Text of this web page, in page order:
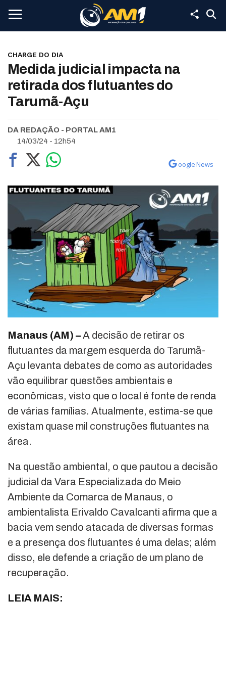
CHARGE DO DIA
Medida judicial impacta na
retirada dos flutuantes do
Tarumã-Açu
DA REDAÇÃO - PORTAL AM1
14/03/24 - 12h54
oogle News
Manaus (AM) –A decisão de retirar os
flutuantes da margem esquerda do Tarumã-
Açu levanta debates de como as autoridades
vão equilibrar questões ambientais e
econômicas, visto que o local é fonte de renda
de várias famílias. Atualmente, estima-se que
existam quase mil construções flutuantes na
área.
Na questão ambiental, o que pautou a decisão
judicial da Vara Especializada do Meio
Ambiente da Comarca de Manaus, o
ambientalista Erivaldo Cavalcanti afirma que a
bacia vem sendo atacada de diversas formas
e a presença dos flutuantes é uma delas; além
disso, ele defende a criação de um plano de
recuperação.
LEIA MAIS: